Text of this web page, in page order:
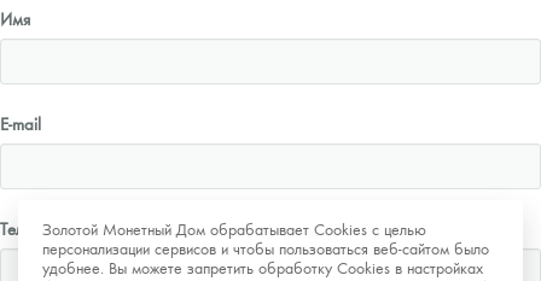
Золотой Монетный Дом обрабатывает Cookies с целью
персонализации сервисов и чтобы пользоваться веб-сайтом было
удобнее. Вы можете запретить обработку Cookies в настройках
Имя
E-mail
Телефон